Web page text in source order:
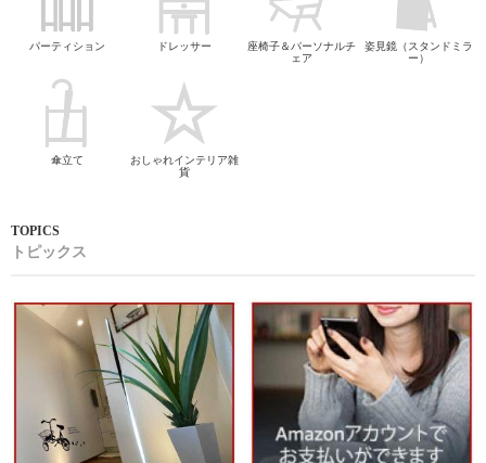
パーティション ドレッサー
座椅子＆パーソナルチ
ェア
姿見鏡（スタンドミラ
ー）
傘立て
おしゃれインテリア雑
貨
トピックス